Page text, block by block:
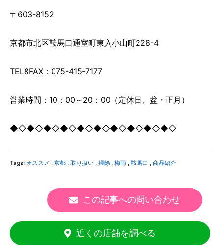
〒603-8152
京都市北区鞍馬口通室町東入小山町228-4
TEL&FAX：075-415-7177
営業時間：10：00～20：00（定休日、盆・正月）
◆◇◆◇◆◇◆◇◆◇◆◇◆◇◆◇◆◇◆◇
Tags: オススメ , 京都 , 取り扱い , 掃除 , 梅雨 , 鞍馬口 , 商品紹介
この記事への問い合わせ
近くの店舗を調べる